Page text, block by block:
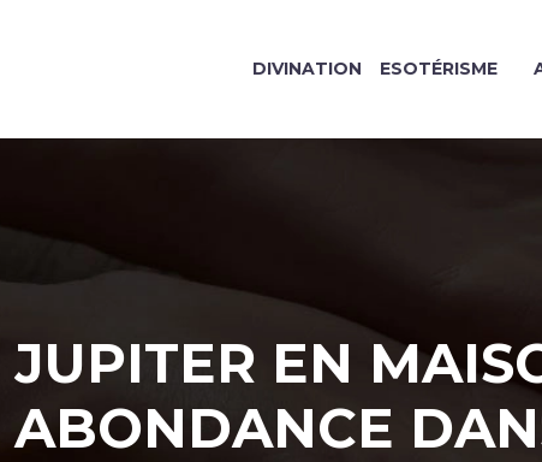
ESOTÉRISME
DIVINATION
JUPITER EN
ABONDANCE